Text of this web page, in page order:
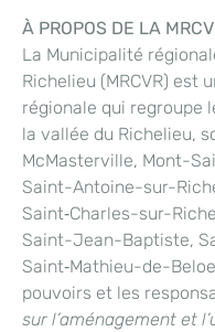
À PROPOS DE LA
La Municipalité
Richelieu (MRCVR) est
régionale qui regroupe
la vallée du Richelieu,
McMasterville, Mont-
Saint-Antoine-sur-
Saint‑Charles-sur-
Saint-Jean-Baptiste,
Saint‑Mathieu-de-
pouvoirs et les
sur l’aménagement et